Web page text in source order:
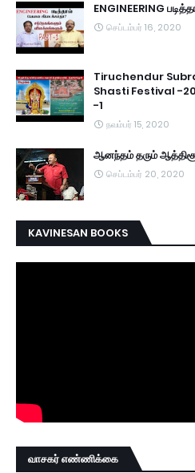
ENGINEERING
செப்டம்பர் 16, 2020
Tiruchendur
Shasti Festival -
-1
நவம்பர் 15, 2020
ஆனந்தம் தரும்
செப்டம்பர் 20, 2020
KAVINESAN BOOKS
வாசகர் எண்ணிக்கை